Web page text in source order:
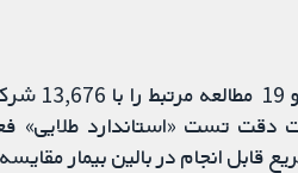
ما در
این مطالعات دقت تست «استاندارد